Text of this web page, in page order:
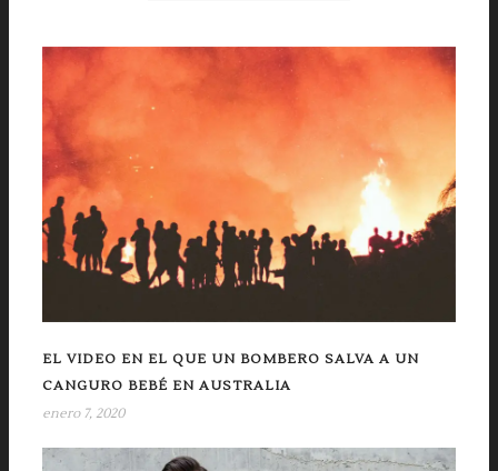
EL VIDEO EN EL QUE UN BOMBERO SALVA A UN
CANGURO BEBÉ EN AUSTRALIA
enero 7, 2020